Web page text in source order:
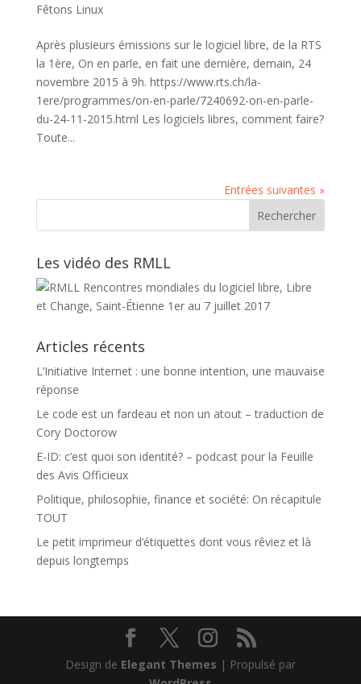
Fêtons Linux
Après plusieurs émissions sur le logiciel libre, de la RTS
la 1ère, On en parle, en fait une dernière, demain, 24
novembre 2015 à 9h. https://www.rts.ch/la-
1ere/programmes/on-en-parle/7240692-on-en-parle-
du-24-11-2015.html Les logiciels libres, comment faire?
Toute...
Entrées suivantes »
Les vidéo des RMLL
Articles récents
L’Initiative Internet : une bonne intention, une mauvaise
réponse
Le code est un fardeau et non un atout – traduction de
Cory Doctorow
E-ID: c’est quoi son identité? – podcast pour la Feuille
des Avis Officieux
Politique, philosophie, finance et société: On récapitule
TOUT
Le petit imprimeur d’étiquettes dont vous rêviez et là
depuis longtemps
Design de Elegant Themes | Propulsé par